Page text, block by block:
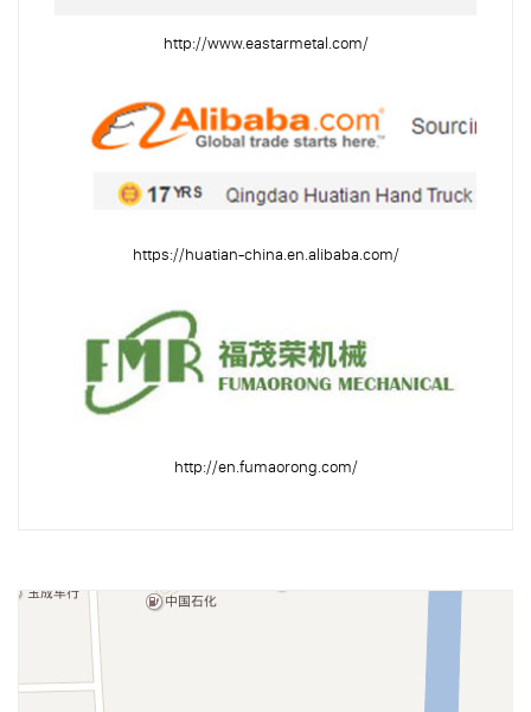
http://www.eastarmetal.com/
https://huatian-china.en.alibaba.com/
http://en.fumaorong.com/